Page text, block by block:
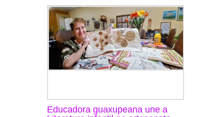
Educadora guaxupeana une a